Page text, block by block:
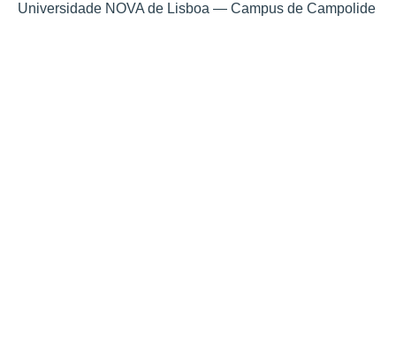
Universidade NOVA de Lisboa — Campus de Campolide